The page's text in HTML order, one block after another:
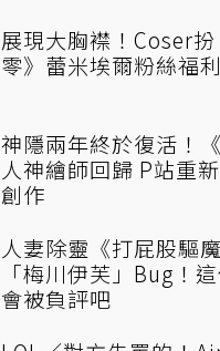
展現大胸襟！Coser
零》蕾米埃爾粉絲福
神隱兩年終於復活！
人神繪師回歸 P站重
創作
人妻除靈《打屁股驅
「梅川伊芙」Bug！
會被負評吧